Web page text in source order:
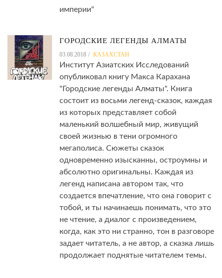
империи"
ГОРОДСКИЕ ЛЕГЕНДЫ АЛМАТЫ
03.08.2018 КАЗАХСТАН
Институт Азиатских Исследований
опубликовал книгу Макса Карахана
"Городские легенды Алматы". Книга
состоит из восьми легенд-сказок, каждая
из которых представляет собой
маленький волшебный мир, живущий
своей жизнью в тени огромного
мегаполиса. Сюжеты сказок
одновременно изысканны, остроумны и
абсолютно оригинальны. Каждая из
легенд написана автором так, что
создается впечатление, что она говорит с
тобой, и ты начинаешь понимать, что это
не чтение, а диалог с произведением,
когда, как это ни странно, тон в разговоре
задает читатель, а не автор, а сказка лишь
продолжает поднятые читателем темы.